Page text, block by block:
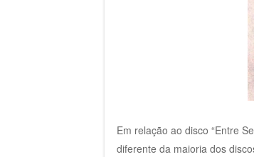
Em relação ao disco “Entre
diferente da maioria dos